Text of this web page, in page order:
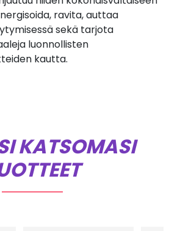
ravita, auttaa
sekä tarjota
luonnollisten
kautta.
KATSOMASI